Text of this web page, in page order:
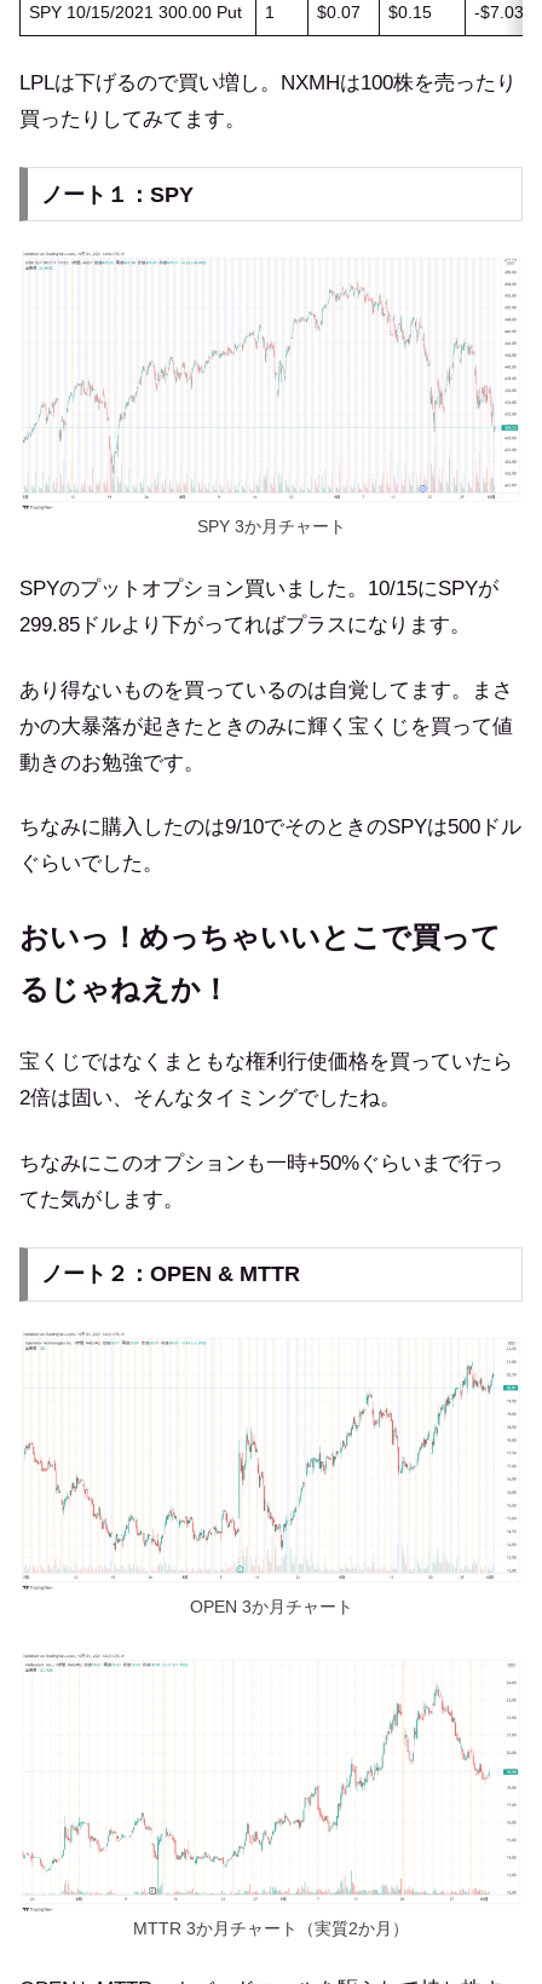
SPY 10/15/2021 300.00 Put 1 $0.07 $0.15 -$7.03
LPLは下げるので買い増し。NXMHは100株を売ったり
買ったりしてみてます。
ノート１：SPY
SPY 3か月チャート
SPYのプットオプション買いました。10/15にSPYが
299.85ドルより下がってればプラスになります。
あり得ないものを買っているのは自覚してます。まさ
かの大暴落が起きたときのみに輝く宝くじを買って値
動きのお勉強です。
ちなみに購入したのは9/10でそのときのSPYは500ドル
ぐらいでした。
おいっ！ めっちゃいいとこで買って
るじゃねえか！
宝くじではなくまともな権利行使価格を買っていたら
2倍は固い、そんなタイミングでしたね。
ちなみにこのオプションも一時+50%ぐらいまで行っ
てた気がします。
ノート２：OPEN & MTTR
OPEN 3か月チャート
MTTR 3か月チャート（実質2か月）